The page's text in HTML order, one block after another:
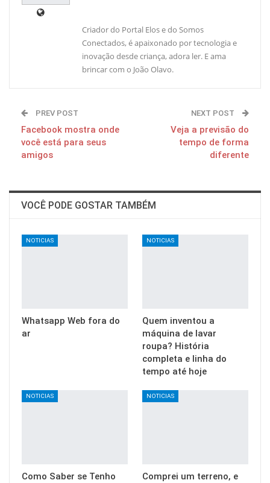
Criador do Portal Elos e do Somos
Conectados, é apaixonado por tecnologia e
inovação desde criança, adora ler. E ama
brincar com o João Olavo.
PREV POST
Facebook mostra onde
você está para seus
amigos
NEXT POST
Veja a previsão do
tempo de forma
diferente
VOCÊ PODE GOSTAR TAMBÉM
NOTICIAS
Whatsapp Web fora do
ar
NOTICIAS
Quem inventou a
máquina de lavar
roupa? História
completa e linha do
tempo até hoje
NOTICIAS
Como Saber se Tenho
NOTICIAS
Comprei um terreno, e